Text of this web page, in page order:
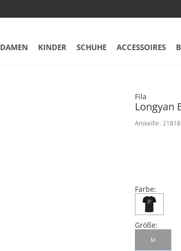
DAMEN KINDER SCHUHE ACCESSOIRES
Fila
Longyan
ArtikelNr: 21818
Farbe:
Größe:
M